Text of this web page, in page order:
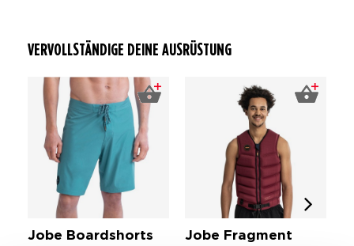
VERVOLLSTÄNDIGE DEINE AUSRÜSTUNG
Jobe Boardshorts
Jobe Fragment